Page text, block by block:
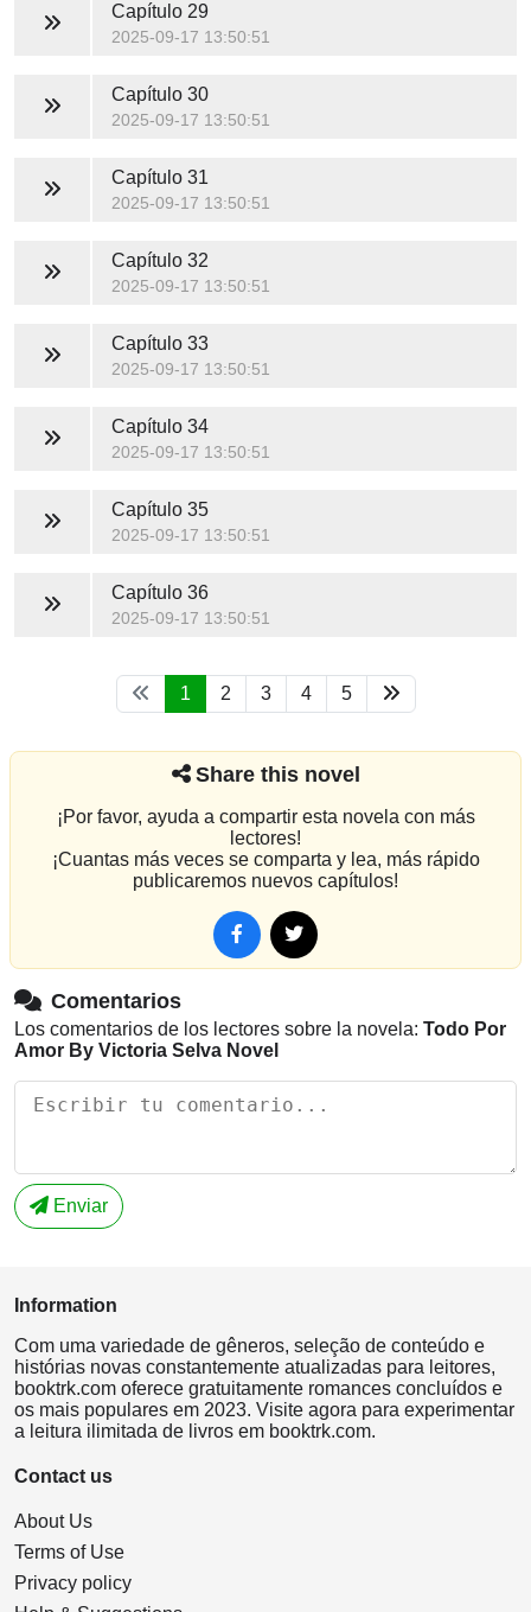
Capítulo 29
2025-09-17 13:50:51
Capítulo 30
2025-09-17 13:50:51
Capítulo 31
2025-09-17 13:50:51
Capítulo 32
2025-09-17 13:50:51
Capítulo 33
2025-09-17 13:50:51
Capítulo 34
2025-09-17 13:50:51
Capítulo 35
2025-09-17 13:50:51
Capítulo 36
2025-09-17 13:50:51
1 2 3 4 5
Share this novel
¡Por favor, ayuda a compartir esta novela con más
lectores!
¡Cuantas más veces se comparta y lea, más rápido
publicaremos nuevos capítulos!
Comentarios
Los comentarios de los lectores sobre la novela: Todo Por
Amor By Victoria Selva Novel
Enviar
Information
Com uma variedade de gêneros, seleção de conteúdo e
histórias novas constantemente atualizadas para leitores,
booktrk.com oferece gratuitamente romances concluídos e
os mais populares em 2023. Visite agora para experimentar
a leitura ilimitada de livros em booktrk.com.
Contact us
About Us
Terms of Use
Privacy policy